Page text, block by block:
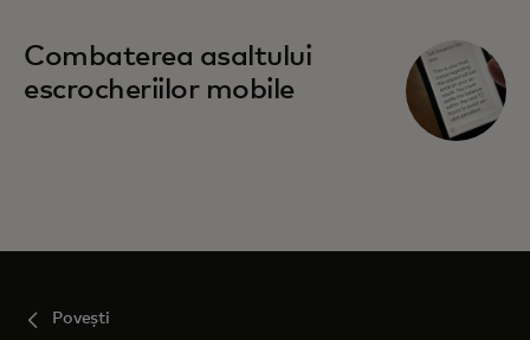
Combaterea asaltului
escrocheriilor mobile
Povești